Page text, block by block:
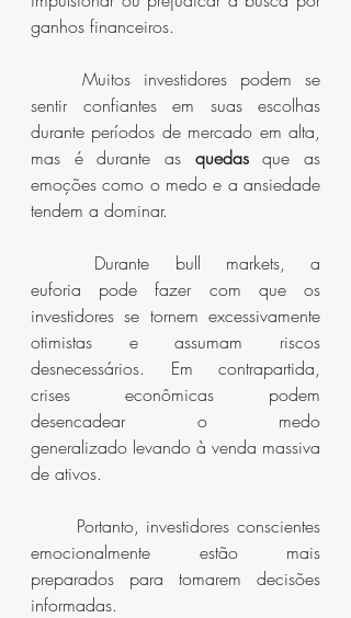
ganhos financeiros.
sentir confiantes em suas escolhas
durante períodos de mercado em alta,
mas é durante as quedas que as
emoções como o medo e a ansiedade
tendem a dominar.
euforia pode fazer com que os
investidores se tornem excessivamente
otimistas e assumam riscos
desnecessários. Em contrapartida,
crises econômicas podem
desencadear o medo
generalizado levando à venda massiva
de ativos.
emocionalmente estão mais
preparados para tomarem decisões
informadas.